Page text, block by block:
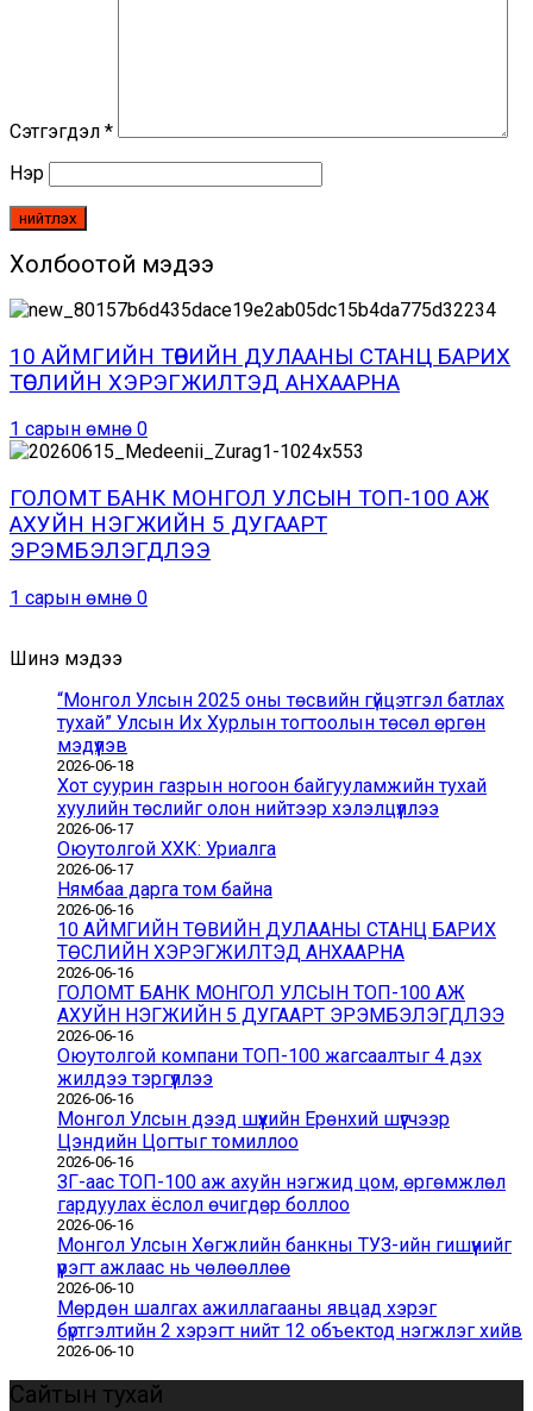
Сэтгэгдэл *
Нэр
Холбоотой мэдээ
10 АЙМГИЙН ТӨВИЙН ДУЛААНЫ СТАНЦ БАРИХ
ТӨСЛИЙН ХЭРЭГЖИЛТЭД АНХААРНА
1 сарын өмнө 0
ГОЛОМТ БАНК МОНГОЛ УЛСЫН ТОП-100 АЖ
АХУЙН НЭГЖИЙН 5 ДУГААРТ
ЭРЭМБЭЛЭГДЛЭЭ
1 сарын өмнө 0
Шинэ мэдээ
“Монгол Улсын 2025 оны төсвийн гүйцэтгэл батлах
тухай” Улсын Их Хурлын тогтоолын төсөл өргөн
мэдүүлэв
2026-06-18
Хот суурин газрын ногоон байгууламжийн тухай
хуулийн төслийг олон нийтээр хэлэлцүүллээ
2026-06-17
Оюутолгой ХХК: Уриалга
2026-06-17
Нямбаа дарга том байна
2026-06-16
10 АЙМГИЙН ТӨВИЙН ДУЛААНЫ СТАНЦ БАРИХ
ТӨСЛИЙН ХЭРЭГЖИЛТЭД АНХААРНА
2026-06-16
ГОЛОМТ БАНК МОНГОЛ УЛСЫН ТОП-100 АЖ
АХУЙН НЭГЖИЙН 5 ДУГААРТ ЭРЭМБЭЛЭГДЛЭЭ
2026-06-16
Оюутолгой компани ТОП-100 жагсаалтыг 4 дэх
жилдээ тэргүүллээ
2026-06-16
Монгол Улсын дээд шүүхийн Ерөнхий шүүгчээр
Цэндийн Цогтыг томиллоо
2026-06-16
ЗГ-аас ТОП-100 аж ахуйн нэгжид цом, өргөмжлөл
гардуулах ёслол өчигдөр боллоо
2026-06-16
Монгол Улсын Хөгжлийн банкны ТУЗ-ийн гишүүнийг
үүрэгт ажлаас нь чөлөөллөө
2026-06-10
Мөрдөн шалгах ажиллагааны явцад хэрэг
бүртгэлтийн 2 хэрэгт нийт 12 объектод нэгжлэг хийв
2026-06-10
Сайтын тухай